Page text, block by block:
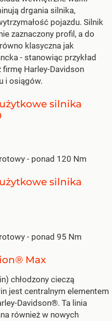
drgania silnika,
pojazdu. Silnik
zaznaczony profil, a do
klasyczna jak
- stanowiąc przykład
Harley-Davidson
i osiągów.
silnika
- ponad 120 Nm
silnika
- ponad 95 Nm
Max
chłodzony cieczą
jest centralnym elementem
Davidson®. Ta linia
również w nowych